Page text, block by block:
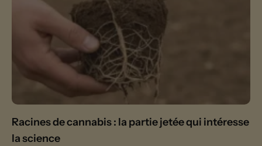
Racines de cannabis : la partie jetée qui intéresse
la science